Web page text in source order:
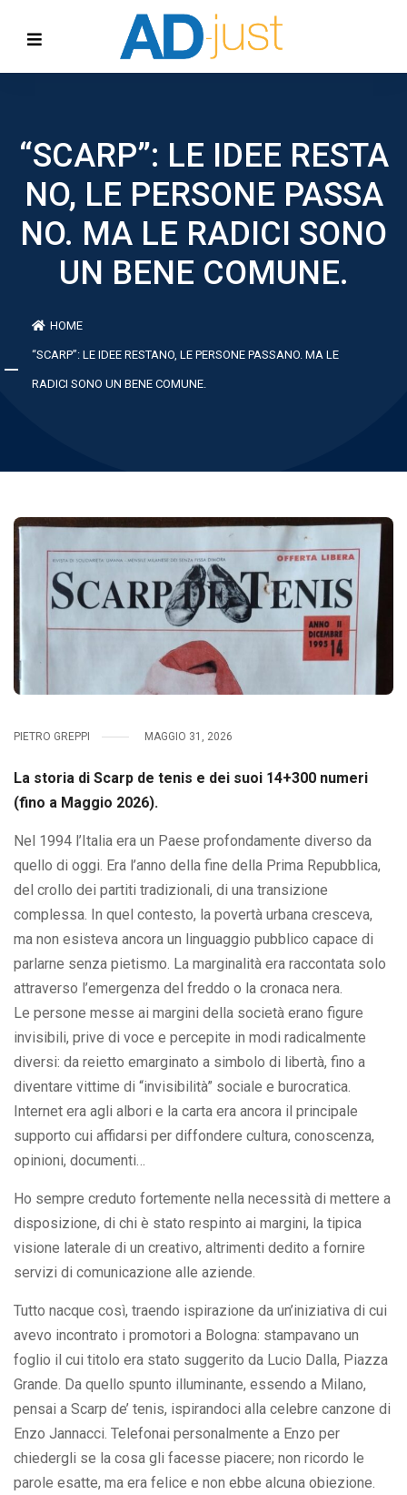
“SCARP”: LE IDEE RESTA
NO, LE PERSONE PASSA
NO. MA LE RADICI SONO
UN BENE COMUNE.
HOME
“SCARP”: LE IDEE RESTANO, LE PERSONE PASSANO. MA LE
RADICI SONO UN BENE COMUNE.
PIETRO GREPPI MAGGIO 31, 2026
La storia di Scarp de tenis e dei suoi 14+300 numeri
(fino a Maggio 2026).
Nel 1994 l’Italia era un Paese profondamente diverso da
quello di oggi. Era l’anno della fine della Prima Repubblica,
del crollo dei partiti tradizionali, di una transizione
complessa. In quel contesto, la povertà urbana cresceva,
ma non esisteva ancora un linguaggio pubblico capace di
parlarne senza pietismo. La marginalità era raccontata solo
attraverso l’emergenza del freddo o la cronaca nera.
Le persone messe ai margini della società erano figure
invisibili, prive di voce e percepite in modi radicalmente
diversi: da reietto emarginato a simbolo di libertà, fino a
diventare vittime di “invisibilità” sociale e burocratica.
Internet era agli albori e la carta era ancora il principale
supporto cui affidarsi per diffondere cultura, conoscenza,
opinioni, documenti…
Ho sempre creduto fortemente nella necessità di mettere a
disposizione, di chi è stato respinto ai margini, la tipica
visione laterale di un creativo, altrimenti dedito a fornire
servizi di comunicazione alle aziende.
Tutto nacque così, traendo ispirazione da un’iniziativa di cui
avevo incontrato i promotori a Bologna: stampavano un
foglio il cui titolo era stato suggerito da Lucio Dalla, Piazza
Grande. Da quello spunto illuminante, essendo a Milano,
pensai a Scarp de’ tenis, ispirandoci alla celebre canzone di
Enzo Jannacci. Telefonai personalmente a Enzo per
chiedergli se la cosa gli facesse piacere; non ricordo le
parole esatte, ma era felice e non ebbe alcuna obiezione.